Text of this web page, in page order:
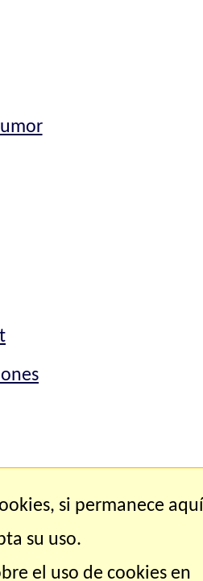
si permanece aquí
su uso.
el uso de cookies en